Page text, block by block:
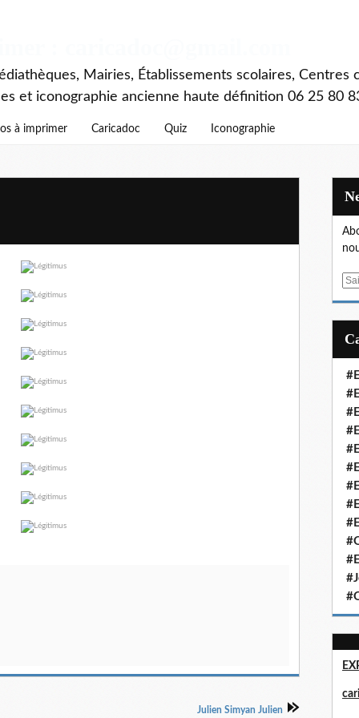
Mairies, Établissements scolaires, Centres
et iconographie ancienne haute définition 06 25 80
à imprimer Caricadoc Quiz Iconographie
Julien Simyan Julien
E